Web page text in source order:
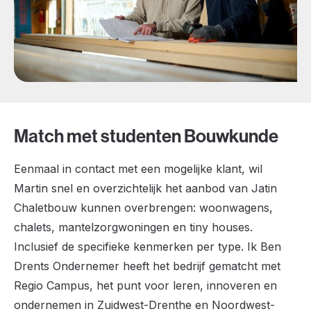
Match met studenten Bouwkunde
Eenmaal in contact met een mogelijke klant, wil
Martin snel en overzichtelijk het aanbod van Jatin
Chaletbouw kunnen overbrengen: woonwagens,
chalets, mantelzorgwoningen en tiny houses.
Inclusief de specifieke kenmerken per type. Ik Ben
Drents Ondernemer heeft het bedrijf gematcht met
Regio Campus, het punt voor leren, innoveren en
ondernemen in Zuidwest-Drenthe en Noordwest-